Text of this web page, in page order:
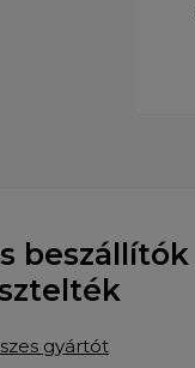
beszállítók
gyártót